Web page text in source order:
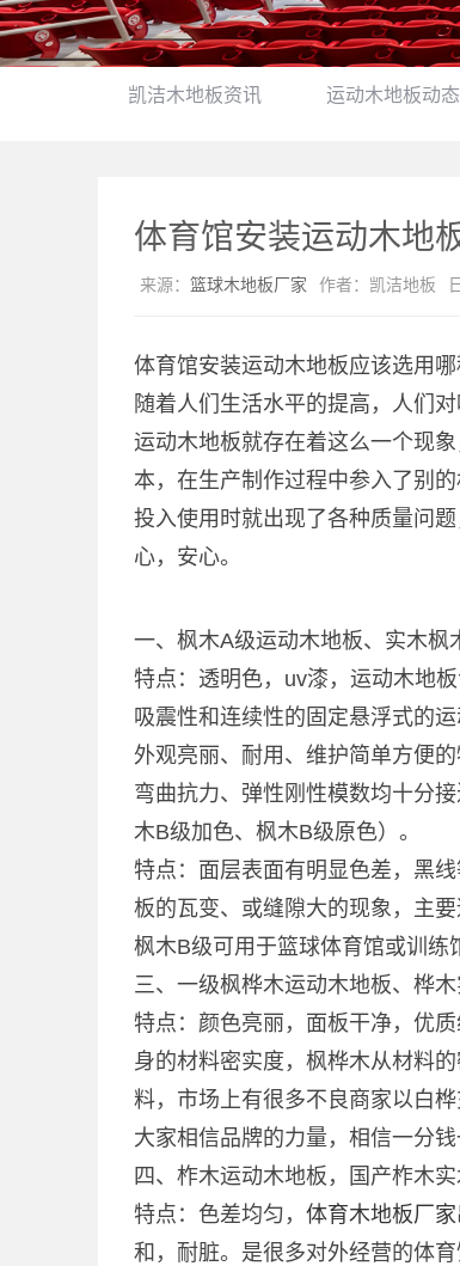
凯洁木地板资讯 运动木地板动态
体育馆安装运动木地
来源： 篮球木地板厂家 作者： 凯洁地板
体育馆安装运动木地板应该选用
随着人们生活水平的提高，人们
运动木地板就存在着这么一个现
本，在生产制作过程中参入了别
投入使用时就出现了各种质量问
心，安心。
一、枫木A级运动木地板、实木枫
特点：透明色，uv漆，运动木地
吸震性和连续性的固定悬浮式的
外观亮丽、耐用、维护简单方便
弯曲抗力、弹性刚性模数均十分
木B级加色、枫木B级原色）。
特点：面层表面有明显色差，黑
板的瓦变、或缝隙大的现象，主
枫木B级可用于篮球体育馆或训练
三、一级枫桦木运动木地板、桦
特点：颜色亮丽，面板干净，优
身的材料密实度，枫桦木从材料
料，市场上有很多不良商家以白
大家相信品牌的力量，相信一分钱
四、柞木运动木地板，国产柞木
特点：色差均匀， 体育木地板厂家
和，耐脏。是很多对外经营的体